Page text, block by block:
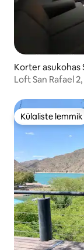
Korter asukohas
Loft San Rafael
Külaliste lemmik
Külaliste lemmik